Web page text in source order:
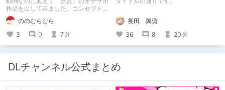
作品を出してみました。コンセプト通
りのものは作れたのですが、肝心の売
上がね……
ののむらむら
3
0 7分
長田 興資
36
8 20 分
DLチャンネル公式まとめ